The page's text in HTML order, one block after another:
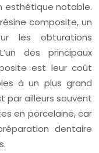
esthétique notable.
composite, un
les obturations
des principaux
est leur coût
à un plus grand
par ailleurs souvent
en porcelaine, car
dentaire